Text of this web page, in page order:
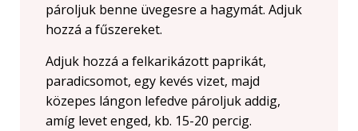
pároljuk benne üvegesre a hagymát. Adjuk
hozzá a fűszereket.
Adjuk hozzá a felkarikázott paprikát,
paradicsomot, egy kevés vizet, majd
közepes lángon lefedve pároljuk addig,
amíg levet enged, kb. 15-20 percig.